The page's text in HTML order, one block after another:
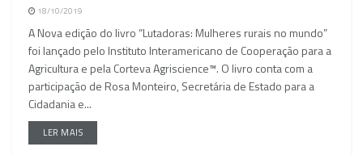
18/10/2019
A Nova edição do livro “Lutadoras: Mulheres rurais no mundo”
foi lançado pelo Instituto Interamericano de Cooperação para a
Agricultura e pela Corteva Agriscience™. O livro conta com a
participação de Rosa Monteiro, Secretária de Estado para a
Cidadania e...
LER MAIS